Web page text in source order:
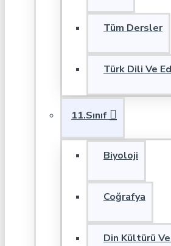
Tüm Dersler
Türk Dili Ve
11.Sınıf
Biyoloji
Coğrafya
Din Kültürü